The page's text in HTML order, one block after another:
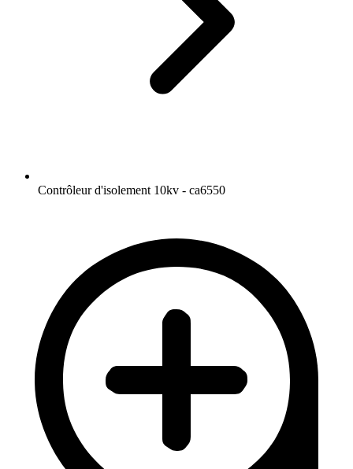
Contrôleur d'isolement 10kv - ca6550